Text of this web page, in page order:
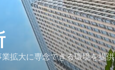
拡大に専念できる環境を提供